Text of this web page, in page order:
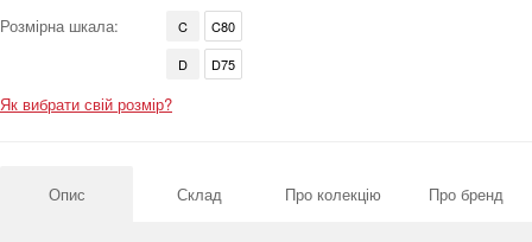
Розмірна шкала: C
C80
D
D75
Як вибрати свій розмір?
Опис Склад Про колекцію Про бренд